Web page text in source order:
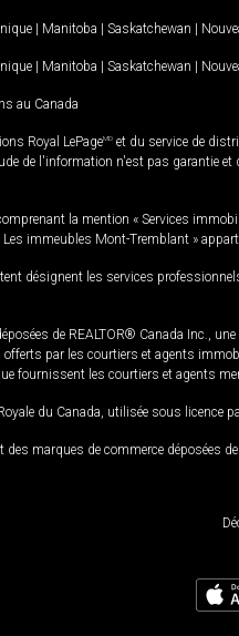
| Manitoba | Saskatchewan |
| Manitoba | Saskatchewan |
au Canada
Royal LePageMD et du service de
de l'information n'est pas garantie
la mention « Services
Les immeubles Mont-Tremblant »
désignent les services
de REALTOR® Canada Inc.,
par les courtiers et agents
fournissent les courtiers et agents
du Canada, utilisée sous licence
des marques de commerce déposées